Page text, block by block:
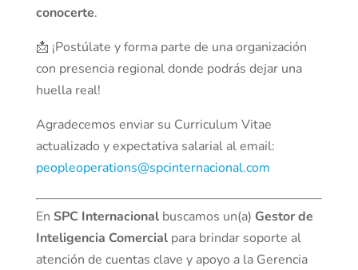
conocerte.
📩 ¡Postúlate y forma parte de una organización
con presencia regional donde podrás dejar una
huella real!
Agradecemos enviar su Curriculum Vitae
actualizado y expectativa salarial al email:
peopleoperations@spcinternacional.com
En SPC Internacionalbuscamos un(a) Gestor de
Inteligencia Comercialpara brindar soporte al
atención de cuentas clave y apoyo a la Gerencia